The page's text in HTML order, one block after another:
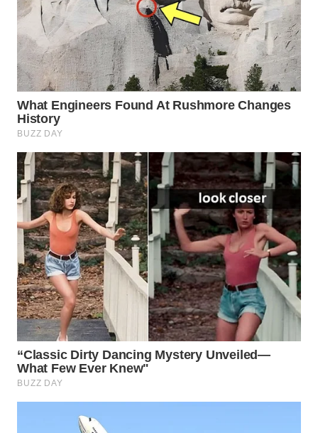
WN
PURWAKARTA
WN
PRIANGAN
TIMUR
WN
WN
SOLO
WN
BOROBUDUR
WN
MADURA
WN
SURABAYA